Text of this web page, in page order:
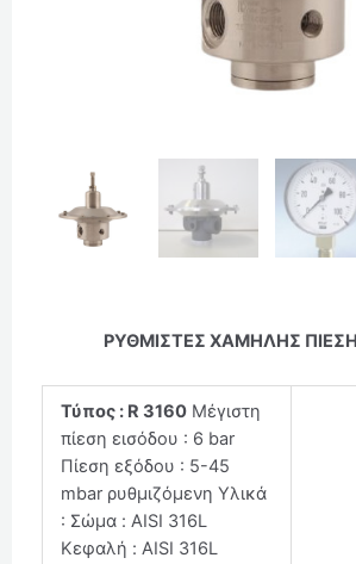
ΡΥΘΜΙΣΤΕΣ ΧΑΜΗΛΗΣ
Τύπος : R 3160Μέγιστη
πίεση εισόδου : 6 bar
Πίεση εξόδου : 5-45
mbar ρυθμιζόμενη Υλικά
: Σώμα : AISI 316L
Κεφαλή : AISI 316L